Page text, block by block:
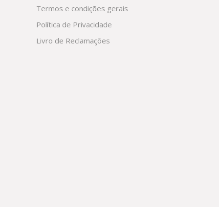
Termos e condições gerais
Política de Privacidade
Livro de Reclamações